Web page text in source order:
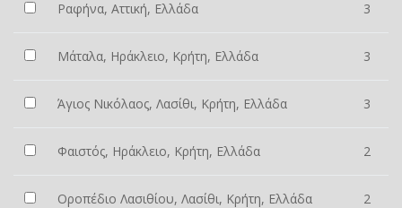
Ραφήνα, Αττική, Ελλάδα 3
Μάταλα, Ηράκλειο, Κρήτη, Ελλάδα 3
Άγιος Νικόλαος, Λασίθι, Κρήτη, Ελλάδα 3
Φαιστός, Ηράκλειο, Κρήτη, Ελλάδα 2
Οροπέδιο Λασιθίου, Λασίθι, Κρήτη, Ελλάδα 2